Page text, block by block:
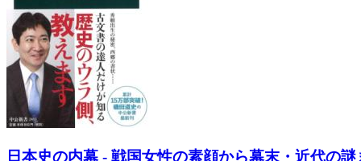
日本史の内幕 - 戦国女性の素顔から幕末・近代の